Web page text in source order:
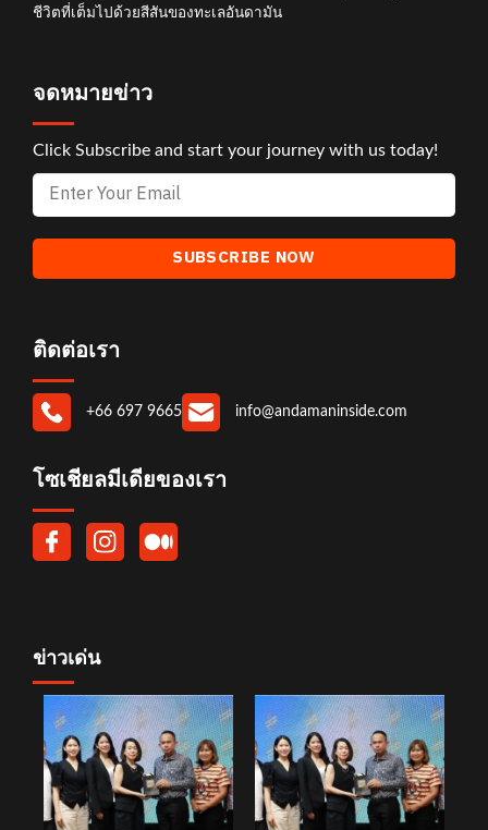
ชีวิตที่เต็มไปด้วยสีสันของทะเลอันดามัน
จดหมายข่าว
Click Subscribe and start your journey with us today!
ติดต่อเรา
+66 697 9665 info@andamaninside.com
โซเชียลมีเดียของเรา
ข่าวเด่น